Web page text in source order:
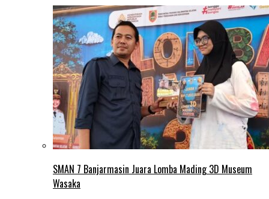
SMAN 7 Banjarmasin Juara Lomba Mading 3D Museum
Wasaka